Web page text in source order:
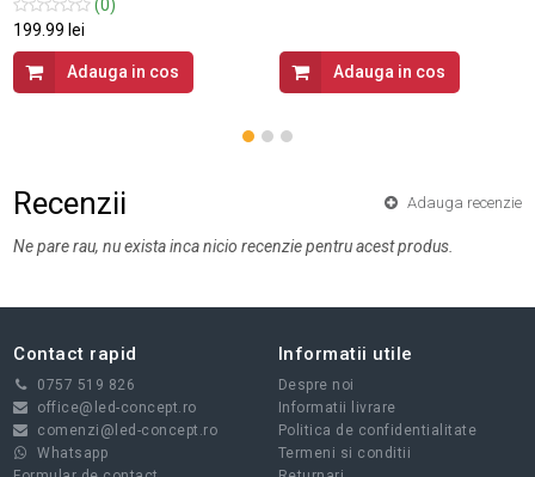
(0)
199.99 lei
Adauga in cos Adauga in cos
Recenzii Adauga recenzie
Ne pare rau, nu exista inca nicio recenzie pentru acest produs.
Contact rapid
0757 519 826
office@led-concept.ro
comenzi@led-concept.ro
Whatsapp
Informatii utile
Despre noi
Informatii livrare
Politica de confidentialitate
Termeni si conditii